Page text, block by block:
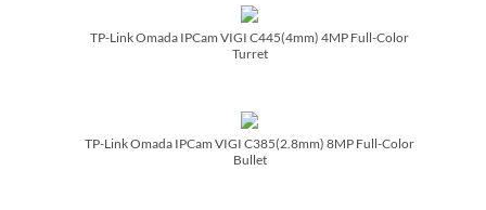
TP-Link Omada IPCam VIGI C445(4mm) 4MP Full-Color
Turret
TP-Link Omada IPCam VIGI C385(2.8mm) 8MP Full-Color
Bullet